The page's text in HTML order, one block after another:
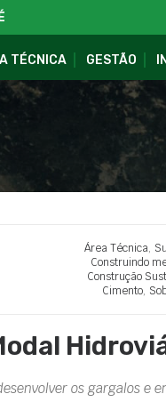
TÉCNICA GESTÃO
Área Técnica,
Construindo
Construção
Cimento,
os gargalos e